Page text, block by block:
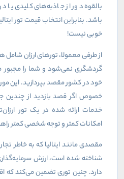
بالقوه دور از جاذبه‌های کلیدی
باشد. بنابراین انتخاب قيمت تور
خوبی نیست!
از طرفی معمولا، تورهای ارزان
گردشگری نمی‌شود و شما را مجبور
خود در کشور مقصد بپردازید. این
خصوص اگر قصد بازدید از چندین
خدمات ارائه شده در یک تور
امکانات کمتر و توجه شخصی کمتر
مقصدی مانند ایتالیا که به خاطر
شناخته شده است، ارزش
دارد. چنین توری تضمین می‌کند که